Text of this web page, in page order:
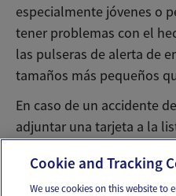
especialmente jóvenes o
tener problemas con el
las pulseras de alerta de
tamaños más pequeños
En caso de un accidente
adjuntar una tarjeta a la
Cookie and Tracking
We use cookies on this website